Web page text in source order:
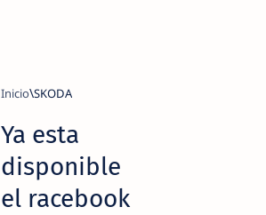
Inicio SKODA
Ya esta
disponible
el racebook